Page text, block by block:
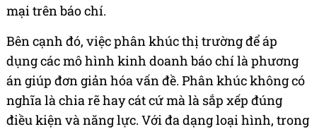
mại trên báo chí.
Bên cạnh đó, việc phân khúc thị trường để áp
dụng các mô hình kinh doanh báo chí là phương
án giúp đơn giản hóa vấn đề. Phân khúc không có
nghĩa là chia rẽ hay cát cứ mà là sắp xếp đúng
điều kiện và năng lực. Với đa dạng loại hình, trong